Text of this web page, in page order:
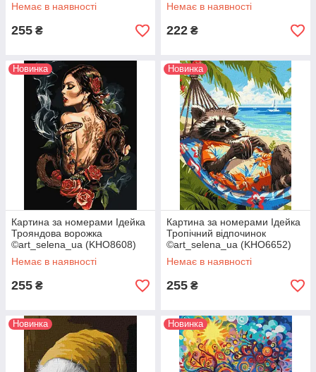
Немає в наявності
255 ₴
Немає в наявності
222 ₴
Новинка
Картина за номерами Ідейка
Трояндова ворожка
©art_selena_ua (KHO8608)
30 х 40 см
Немає в наявності
255 ₴
Новинка
Картина за номерами Ідейка
Тропічний відпочинок
©art_selena_ua (KHO6652)
30 х 40 см
Немає в наявності
255 ₴
Новинка Новинка